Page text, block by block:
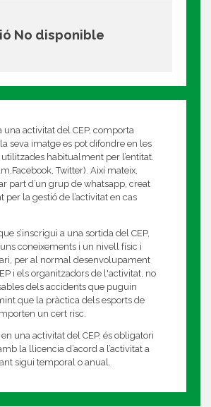
No disponible
una activitat del CEP, comporta
seva imatge es pot difondre en les
utilitzades habitualment per l’entitat.
Twitter). Així mateix,
part d’un grup de whatsapp, creat
per la gestió de l’activitat en cas
s’inscrigui a una sortida del CEP,
coneixements i un nivell físic i
per al normal desenvolupament
i els organitzadors de l'activitat, no
dels accidents que puguin
que la pràctica dels esports de
un cert risc.
una activitat del CEP, és obligatori
la llicencia d’acord a l’activitat a
sigui temporal o anual.